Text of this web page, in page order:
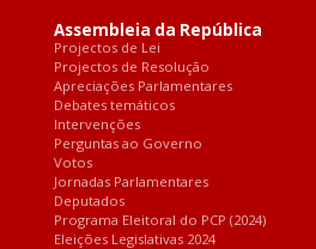
Assembleia da República
Projectos de Lei
Projectos de Resolução
Apreciações Parlamentares
Debates temáticos
Intervenções
Perguntas ao Governo
Votos
Jornadas Parlamentares
Deputados
Programa Eleitoral do PCP (2024)
Eleições Legislativas 2024